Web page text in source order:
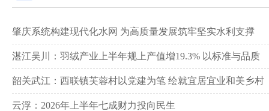
肇庆系统构建现代化水网 为高质量发展筑牢坚实水利支撑‌
湛江吴川：羽绒产业上半年规上产值增19.3% 以标准与品质
领跑全国赛道‌
韶关武江：西联镇芙蓉村以党建为笔 绘就宜居宜业和美乡村
新画卷‌
云浮：2026年上半年七成财力投向民生